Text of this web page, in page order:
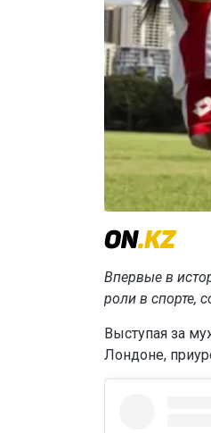
Впервые в
роли в спорте,
Выступая за
Лондоне,